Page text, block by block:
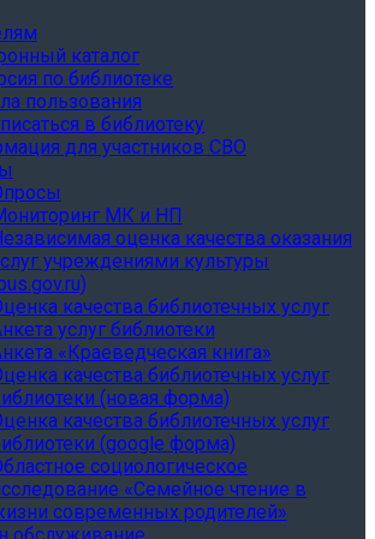
каталог
по библиотеке
пользования
в библиотеку
для участников СВО
МК и НП
оценка качества оказания
учреждениями культуры
качества библиотечных услуг
услуг библиотеки
«Краеведческая книга»
качества библиотечных услуг
(новая форма)
качества библиотечных услуг
(google форма)
социологическое
«Семейное чтение в
современных родителей»